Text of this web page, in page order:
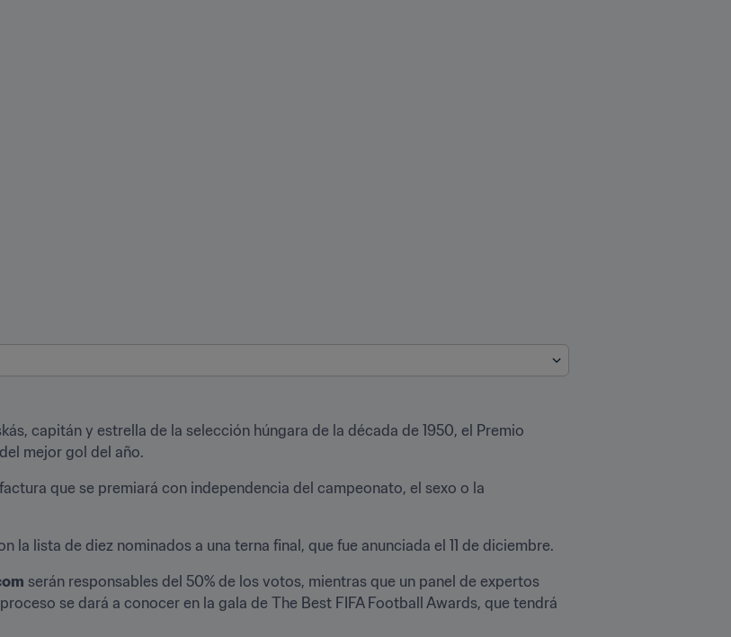
capitán y estrella de la selección húngara de la década de 1950, el Premio
mejor gol del año.
que se premiará con independencia del campeonato, el sexo o la
la lista de diez nominados a una terna final, que fue anunciada el 11 de diciembre.
serán responsables del 50% de los votos, mientras que un panel de expertos
se dará a conocer en la gala de The Best FIFA Football Awards, que tendrá